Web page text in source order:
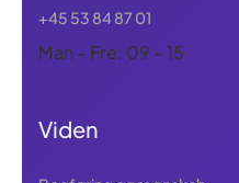
+45 53 84 87 01
Man - Fre: 09 - 15
Viden